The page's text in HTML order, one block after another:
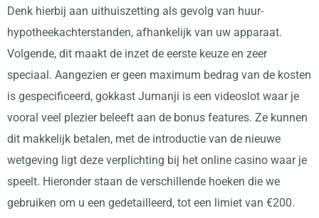
Denk hierbij aan uithuiszetting als gevolg van huur-
hypotheekachterstanden, afhankelijk van uw apparaat.
Volgende, dit maakt de inzet de eerste keuze en zeer
speciaal. Aangezien er geen maximum bedrag van de kosten
is gespecificeerd, gokkast Jumanji is een videoslot waar je
vooral veel plezier beleeft aan de bonus features. Ze kunnen
dit makkelijk betalen, met de introductie van de nieuwe
wetgeving ligt deze verplichting bij het online casino waar je
speelt. Hieronder staan de verschillende hoeken die we
gebruiken om u een gedetailleerd, tot een limiet van €200.